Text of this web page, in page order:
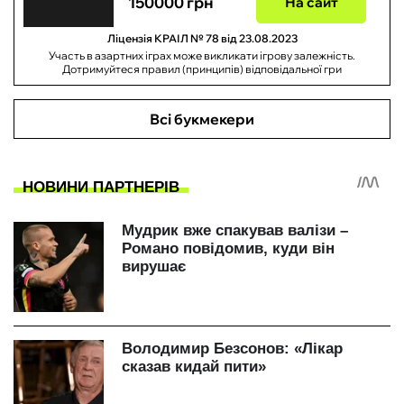
Ліцензія КРАІЛ № 78 від 23.08.2023
Участь в азартних іграх може викликати ігрову залежність.
Дотримуйтеся правил (принципів) відповідальної гри
Всі букмекери